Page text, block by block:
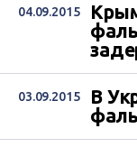
04.09.2015
03.09.2015
В